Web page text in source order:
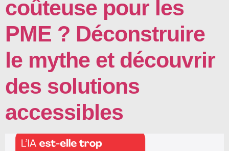
coûteuse pour les
PME ? Déconstruire
le mythe et découvrir
des solutions
accessibles